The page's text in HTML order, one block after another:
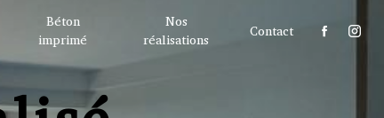
Béton
imprimé
Nos
réalisations
Contact